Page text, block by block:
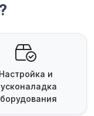
Настройка и